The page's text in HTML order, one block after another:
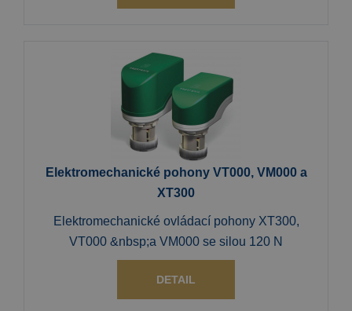
Elektromechanické pohony VT000, VM000 a
XT300
Elektromechanické ovládací pohony XT300,
VT000 &nbsp;a VM000 se silou 120 N
DETAIL